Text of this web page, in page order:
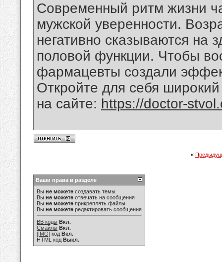
Современный ритм жизни
мужской уверенности.
негативно сказываются на
половой функции. Чтобы
фармацевты создали
Откройте для себя
на сайте: https://doctor-
«
Ваши права в разделе
Вы не можете создавать темы
Вы не можете отвечать на сообщения
Вы не можете прикреплять файлы
Вы не можете редактировать сообщения
BB коды Вкл.
Смайлы Вкл.
[IMG] код Вкл.
HTML код Выкл.